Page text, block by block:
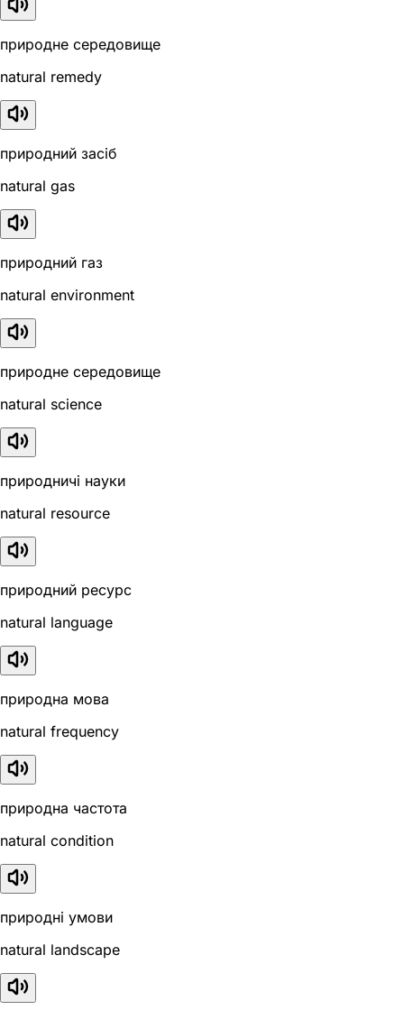
природне середовище
natural remedy
природний засіб
natural gas
природний газ
natural environment
природне середовище
natural science
природничі науки
natural resource
природний ресурс
natural language
природна мова
natural frequency
природна частота
natural condition
природні умови
natural landscape